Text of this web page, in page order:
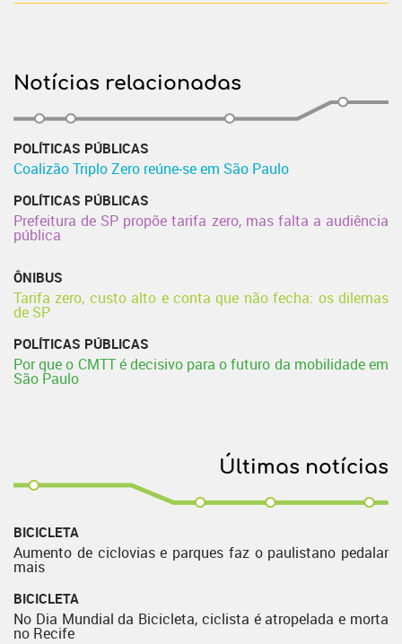
Notícias relacionadas
POLÍTICAS PÚBLICAS
Coalizão Triplo Zero reúne-se em São Paulo
POLÍTICAS PÚBLICAS
Prefeitura de SP propõe tarifa zero, mas falta a audiência
pública
ÔNIBUS
Tarifa zero, custo alto e conta que não fecha: os dilemas
de SP
POLÍTICAS PÚBLICAS
Por que o CMTT é decisivo para o futuro da mobilidade em
São Paulo
Últimas notícias
BICICLETA
Aumento de ciclovias e parques faz o paulistano pedalar
mais
BICICLETA
No Dia Mundial da Bicicleta, ciclista é atropelada e morta
no Recife